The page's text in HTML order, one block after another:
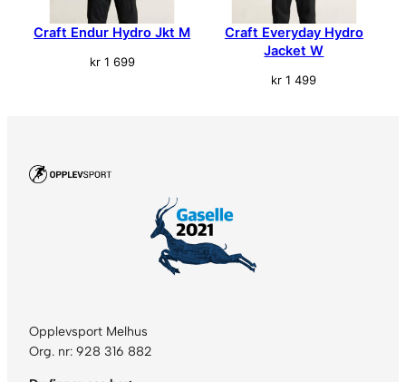
Craft Endur Hydro Jkt M
kr1 699
Craft Everyday Hydro
Jacket W
kr 1 499
Opplevsport Melhus
Org. nr: 928 316 882